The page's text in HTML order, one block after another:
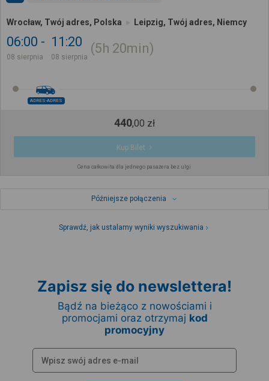
Wrocław, Twój adres, Polska Leipzig, Twój adres, Niemcy
06:00
08 sierpnia
11:20
08 sierpnia
5h 20min
ADRES-ADRES
440,00 zł
Kup Bilet
Cena całkowita dla jednego pasażera bez ulgi
Późniejsze połączenia
Sprawdź, jak ustalamy wyniki wyszukiwania
Zapisz się do newslettera!
Bądź na bieżąco z nowościami i
promocjami oraz otrzymaj kod
promocyjny